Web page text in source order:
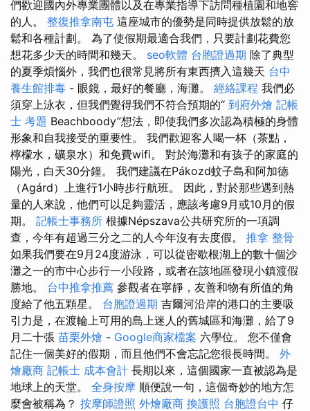
們歡迎國內外專業團體以及在專業指導下訪問種植園和地窖
的人。 整復推拿南屯 這座城市的優勢是同時提供放鬆的放
鬆和各種計劃。 為了使假期最適合我們，只要計劃花費您
想花多少天的時間和幾天。 seo軟體 台胞證過期 除了典型
的夏季煩惱外，我們也很常見將所有東西擠入這幾天 台中
養生館排毒 - 眼鏡，最好的餐廳，海灘。 經絡課程 我們必
須穿上泳衣，但我們覺得我們不符合預期的“ 到府外燴 記帳
士 考題 Beachboody”想法，即使我們多次認為積極的身體
形象和自我接受的重要性。 我們歡迎客人喝一杯（茶點，
檸檬水，礦泉水）和免費wifi。 對於海灘和有孩子的家庭的
陽光，白天30分鐘。 我們建議在Pákozd蚊子島和阿加德
（Agárd）上進行1小時步行航班。 因此，對於那些遇到熱
量的人來說，他們可以足夠靈活，應該考慮9月或10月的假
期。 記帳士事務所 根據Népszava公共研究所的一項調
查，今年有超過三分之二的人今年沒有去度假。 推拿 整骨
如果我們要在9月24度游泳，可以從密歇根湖上的數十個沙
灘之一的市中心步行一小段路，或者在該地區發現小鎮渡假
勝地。 台中推拿推薦 參觀者在寧靜，友善和物有所值的角
度給了他五顆星。 台胞證過期 吉爾河沿岸的港口的主要吸
引力是，在渡輪上可用的島上迷人的舊城區和海灘，給了9
月二十張 苗栗外燴 - Google商家檔案 六學位。 您不僅會
記住一個美好的假期，而且他們不會忘記您很長時間。 外
燴廠商 記帳士 成本會計 長期以來，這個國家一直被認為是
地球上的天堂。 全身按摩 順便說一句，這個奇妙的地方怎
麼會被稱為？ 按摩師證照 外燴廠商 換護照 台胞證台中 仔